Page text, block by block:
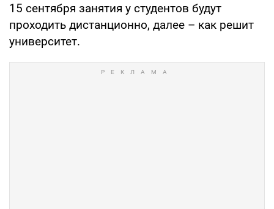
15 сентября занятия у студентов будут
проходить дистанционно, далее – как решит
университет.